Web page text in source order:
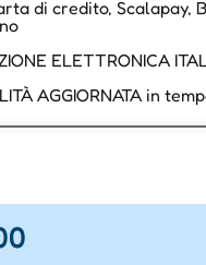
di credito, Scalapay,
ELETTRONICA
AGGIORNATA in